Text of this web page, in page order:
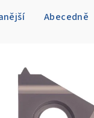
Abecedně